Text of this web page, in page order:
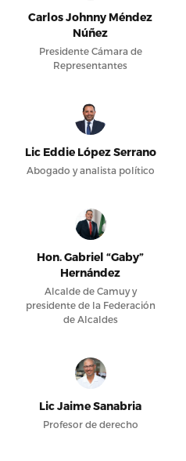
Carlos Johnny Méndez
Núñez
Presidente Cámara de
Representantes
Lic Eddie López Serrano
Abogado y analista político
Hon. Gabriel “Gaby”
Hernández
Alcalde de Camuy y
presidente de la Federación
de Alcaldes
Lic Jaime Sanabria
Profesor de derecho